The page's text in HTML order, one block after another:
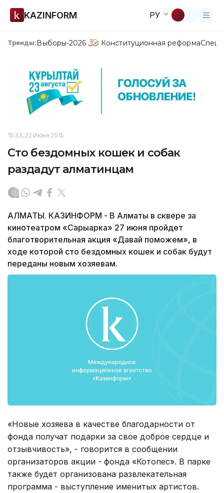
KAZINFORM РУ
Тренды:Выборы-2026 Конституционная реформа
15:33, 22 Июня 2015
Сто бездомных кошек и собак
раздадут алматинцам
АЛМАТЫ. КАЗИНФОРМ - В Алматы в сквере за
кинотеатром «Сарыарка» 27 июня пройдет
благотворительная акция «Давай поможем», в
ходе которой сто бездомных кошек и собак будут
переданы новым хозяевам.
«Новые хозяева в качестве благодарности от
фонда получат подарки за свое доброе сердце и
отзывчивость», - говорится в сообщении
организаторов акции - фонда «Котопес». В парке
также будет организована развлекательная
программа - выступление именитых артистов.